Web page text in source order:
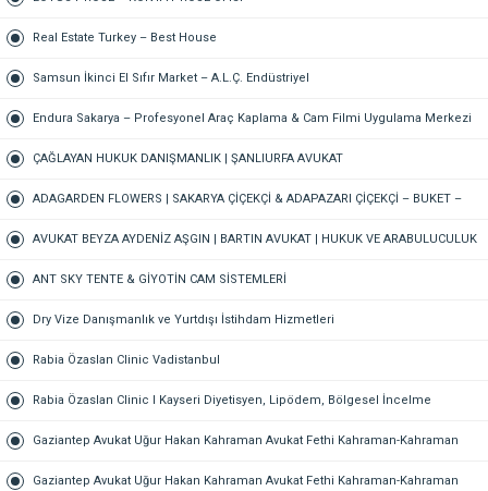
Real Estate Turkey – Best House
Samsun İkinci El Sıfır Market – A.L.Ç. Endüstriyel
Endura Sakarya – Profesyonel Araç Kaplama & Cam Filmi Uygulama Merkezi
ÇAĞLAYAN HUKUK DANIŞMANLIK | ŞANLIURFA AVUKAT
ADAGARDEN FLOWERS | SAKARYA ÇİÇEKÇİ & ADAPAZARI ÇİÇEKÇİ – BUKET –
GELİN ÇİÇEĞİ – DÜĞÜN-NİŞAN – ORGANİZASYON – ONLINE SİPARİŞ
AVUKAT BEYZA AYDENİZ AŞGIN | BARTIN AVUKAT | HUKUK VE ARABULUCULUK
BÜROSU – AİLE, CEZA, İŞ HUKUKU, BOŞANMA AVUKATI
ANT SKY TENTE & GİYOTİN CAM SİSTEMLERİ
Dry Vize Danışmanlık ve Yurtdışı İstihdam Hizmetleri
Rabia Özaslan Clinic Vadistanbul
Rabia Özaslan Clinic I Kayseri Diyetisyen, Lipödem, Bölgesel İncelme
Gaziantep Avukat Uğur Hakan Kahraman Avukat Fethi Kahraman-Kahraman
Hukuk Bürosu Gaziantep
Gaziantep Avukat Uğur Hakan Kahraman Avukat Fethi Kahraman-Kahraman